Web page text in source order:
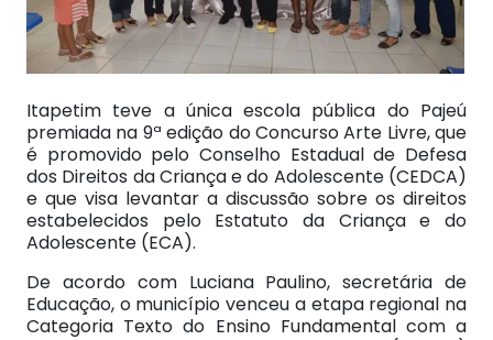
Itapetim teve a única escola pública do Pajeú
premiada na 9ª edição do Concurso Arte Livre, que
é promovido pelo Conselho Estadual de Defesa
dos Direitos da Criança e do Adolescente (CEDCA)
e que visa levantar a discussão sobre os direitos
estabelecidos pelo Estatuto da Criança e do
Adolescente (ECA).
De acordo com Luciana Paulino, secretária de
Educação, o município venceu a etapa regional na
Categoria Texto do Ensino Fundamental com a